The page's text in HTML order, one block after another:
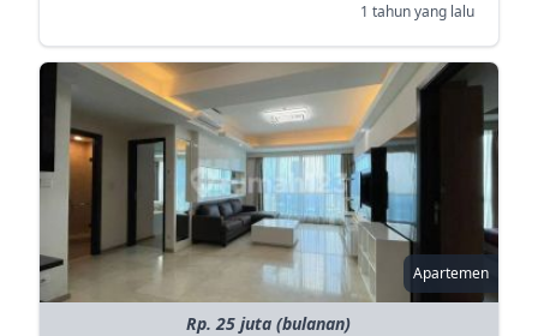
1 tahun yang lalu
Apartemen
Rp. 25 juta (bulanan)